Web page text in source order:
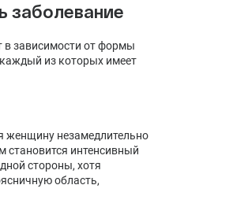
заболевание
в зависимости от формы
из которых имеет
женщину незамедлительно
интенсивный
стороны, хотя
область,